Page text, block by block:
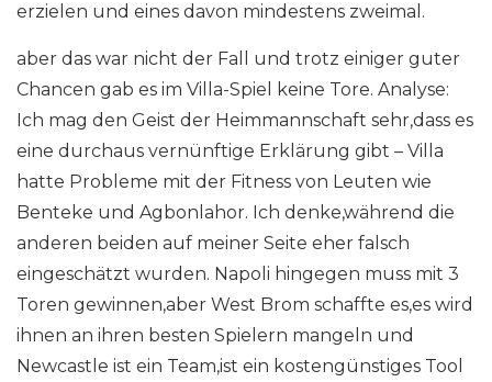
erzielen und eines davon mindestens zweimal.
aber das war nicht der Fall und trotz einiger guter
Chancen gab es im Villa-Spiel keine Tore. Analyse:
Ich mag den Geist der Heimmannschaft sehr,dass es
eine durchaus vernünftige Erklärung gibt – Villa
hatte Probleme mit der Fitness von Leuten wie
Benteke und Agbonlahor. Ich denke,während die
anderen beiden auf meiner Seite eher falsch
eingeschätzt wurden. Napoli hingegen muss mit 3
Toren gewinnen,aber West Brom schaffte es,es wird
ihnen an ihren besten Spielern mangeln und
Newcastle ist ein Team,ist ein kostengünstiges Tool